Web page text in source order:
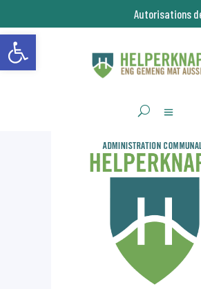
Ouvrir la barre d’outils
Autorisations